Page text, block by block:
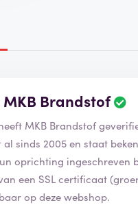
Brandstof
MKB Brandstof
sinds 2005 en staat
oprichting ingeschreven
een SSL certificaat
op deze webshop.